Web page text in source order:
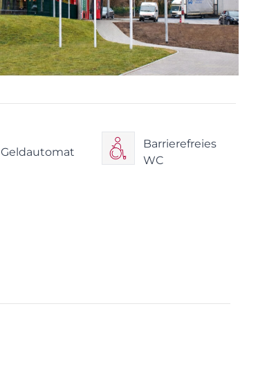
Geldautomat
Barrierefreies
WC